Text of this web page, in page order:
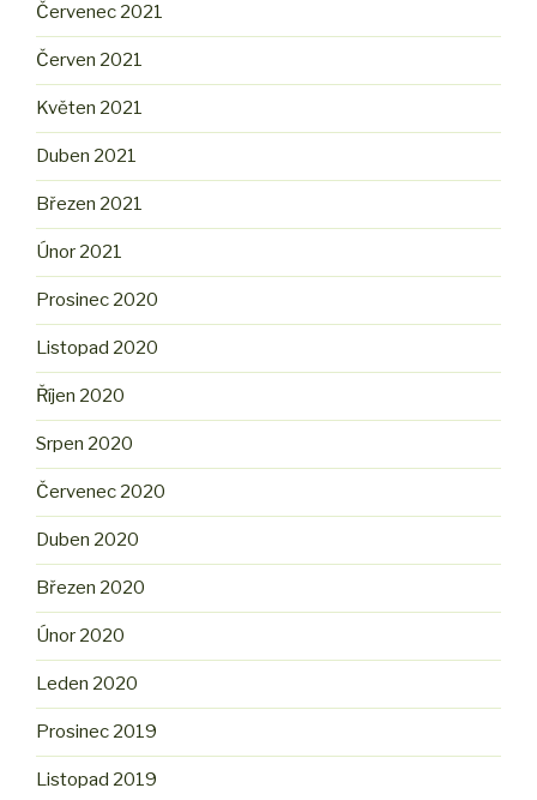
Červenec 2021
Červen 2021
Květen 2021
Duben 2021
Březen 2021
Únor 2021
Prosinec 2020
Listopad 2020
Říjen 2020
Srpen 2020
Červenec 2020
Duben 2020
Březen 2020
Únor 2020
Leden 2020
Prosinec 2019
Listopad 2019